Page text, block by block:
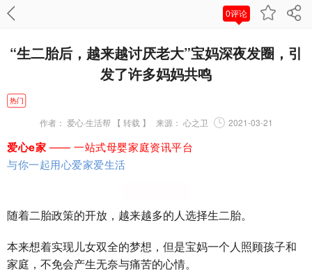
0评论
“生二胎后，越来越讨厌老大”宝妈深夜发圈，引
发了许多妈妈共鸣
热门
作者： 爱心·生活帮 【 转载 】 来源： 心之卫 2021-03-21
爱心e家 —— 一站式母婴家庭资讯平台
与你一起用心爱家爱生活
随着二胎政策的开放，越来越多的人选择生二胎。
本来想着实现儿女双全的梦想，但是宝妈一个人照顾孩子和
家庭，不免会产生无奈与痛苦的心情。